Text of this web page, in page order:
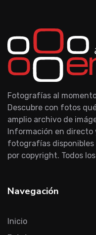
Fotografías al
Descubre con fotos
amplio archivo de
Información en directo
fotografías disponibles
por copyright. Todos
Navegación
Inicio